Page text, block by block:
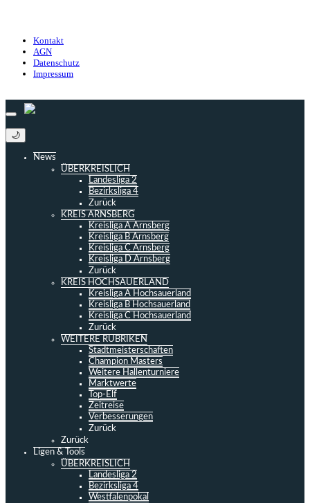
Kontakt
AGN
Datenschutz
Impressum
🌙
News
ÜBERKREISLICH
Landesliga 2
Bezirksliga 4
Zurück
KREIS ARNSBERG
Kreisliga A Arnsberg
Kreisliga B Arnsberg
Kreisliga C Arnsberg
Kreisliga D Arnsberg
Zurück
KREIS HOCHSAUERLAND
Kreisliga A Hochsauerland
Kreisliga B Hochsauerland
Kreisliga C Hochsauerland
Zurück
WEITERE RUBRIKEN
Stadtmeisterschaften
Champion Masters
Weitere Hallenturniere
Marktwerte
Top-Elf
Zeitreise
Verbesserungen
Zurück
Zurück
Ligen & Tools
ÜBERKREISLICH
Landesliga 2
Bezirksliga 4
Westfalenpokal